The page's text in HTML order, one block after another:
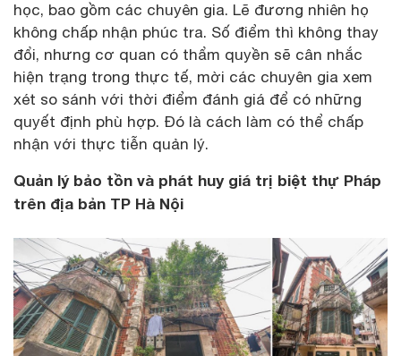
học, bao gồm các chuyên gia. Lẽ đương nhiên họ
không chấp nhận phúc tra. Số điểm thì không thay
đổi, nhưng cơ quan có thẩm quyền sẽ cân nhắc
hiện trạng trong thực tế, mời các chuyên gia xem
xét so sánh với thời điểm đánh giá để có những
quyết định phù hợp. Đó là cách làm có thể chấp
nhận với thực tiễn quản lý.
Quản lý bảo tồn và phát huy giá trị biệt thự Pháp
trên địa bản TP Hà Nội